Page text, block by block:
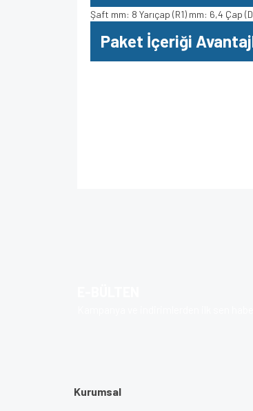
Şaft mm: 8 Yarıçap (R1) mm: 6,4 Çap
Paket İçeriği
Kurumsal